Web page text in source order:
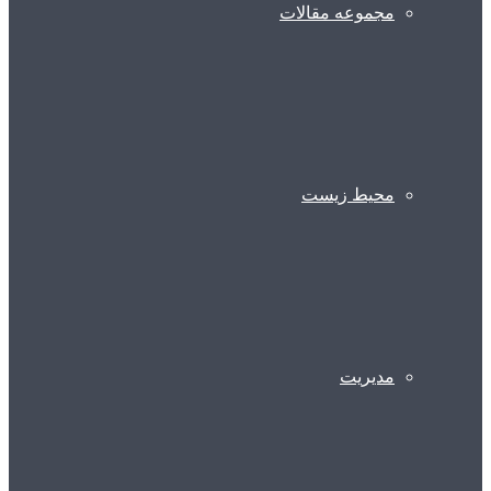
مجموعه مقالات
محیط زیست
مدیریت